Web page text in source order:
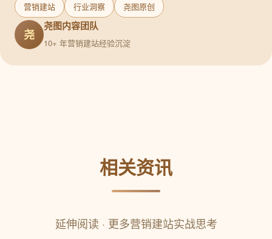
营销建站 行业洞察 尧图原创
尧
尧图内容团队
10+ 年营销建站经验沉淀
相关资讯
延伸阅读 · 更多营销建站实战思考